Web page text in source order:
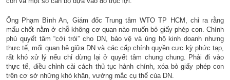
Ông Phạm Bình An, Giám đốc Trung tâm WTO TP HCM, chỉ ra rằng
mấu chốt nằm ở chỗ không cơ quan nào muốn bỏ giấy phép con. Chính
phủ quyết tâm “cởi trói” cho DN, bảo vệ và ủng hộ kinh doanh nhưng
thực tế, mối quan hệ giữa DN và các cấp chính quyền cực kỳ phức tạp,
rất khó xử lý nếu chỉ dừng lại ở quyết tâm chung chung. Phải đi vào
thực tế, điều chỉnh cải cách thủ tục hành chính, xóa bỏ giấy phép con
trên cơ sở những khó khăn, vướng mắc cụ thể của DN.